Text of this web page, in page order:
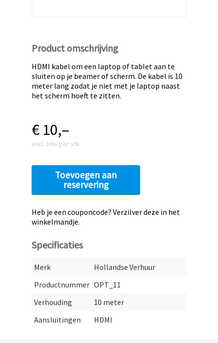
Product omschrijving
HDMI kabel om een laptop of tablet aan te
sluiten op je beamer of scherm. De kabel is 10
meter lang zodat je niet met je laptop naast
het scherm hoeft te zitten.
€ 10,–
excl. btw per stk
Toevoegen aan
reservering
Heb je een couponcode? Verzilver deze in het
winkelmandje.
Specificaties
Merk
Hollandse Verhuur
Productnummer OPT_11
Verhouding
10 meter
Aansluitingen
HDMI